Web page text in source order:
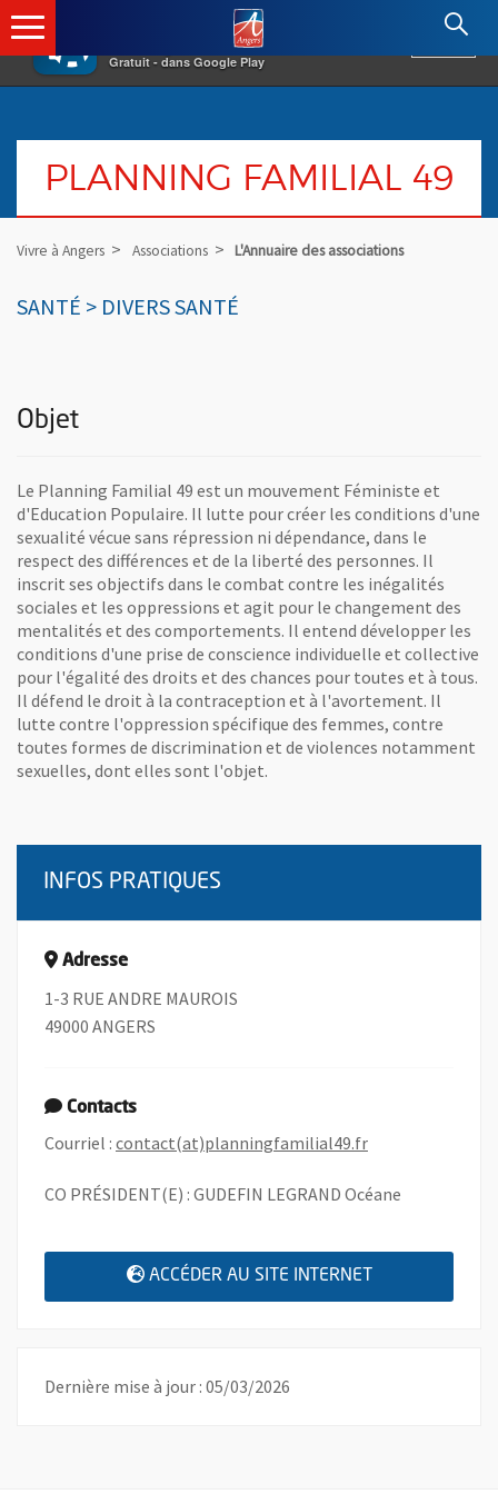
×
Gratuit - dans Google Play
Angers.fr : Retour à l'accueil
PLANNING FAMILIAL 49
Vivre à Angers Associations L'Annuaire des associations
SANTÉ > DIVERS SANTÉ
Objet
Le Planning Familial 49 est un mouvement Féministe et
d'Education Populaire. Il lutte pour créer les conditions d'une
sexualité vécue sans répression ni dépendance, dans le
respect des différences et de la liberté des personnes. Il
inscrit ses objectifs dans le combat contre les inégalités
sociales et les oppressions et agit pour le changement des
mentalités et des comportements. Il entend développer les
conditions d'une prise de conscience individuelle et collective
pour l'égalité des droits et des chances pour toutes et à tous.
Il défend le droit à la contraception et à l'avortement. Il
lutte contre l'oppression spécifique des femmes, contre
toutes formes de discrimination et de violences notamment
sexuelles, dont elles sont l'objet.
INFOS PRATIQUES
Adresse
1-3 RUE ANDRE MAUROIS
49000 ANGERS
Contacts
Courriel : contact(at)planningfamilial49.fr, Ouvre une
CO PRÉSIDENT(E) : GUDEFIN LEGRAND Océane
ACCÉDER AU SITE INTERNET , OUVRE UNE
Dernière mise à jour : 05/03/2026